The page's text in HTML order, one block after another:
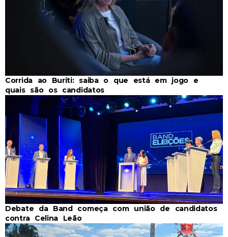
Corrida ao Buriti: saiba o que está em jogo e
quais são os candidatos
Debate da Band começa com união de candidatos
contra Celina Leão